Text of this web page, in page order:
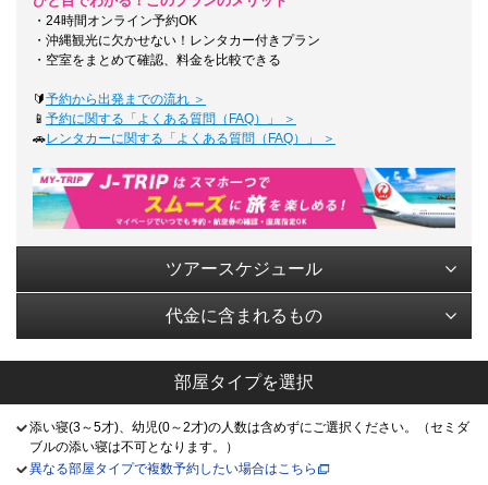
・24時間オンライン予約OK
・沖縄観光に欠かせない！レンタカー付きプラン
・空室をまとめて確認、料金を比較できる
🔰予約から出発までの流れ ＞
📱 予約に関する「よくある質問（FAQ）」 ＞
🚗レンタカーに関する「よくある質問（FAQ）」 ＞
ツアースケジュール
代金に含まれるもの
部屋タイプを選択
添い寝(3～5才)、幼児(0～2才)の人数は含めずにご選択ください。（セミダ
ブルの添い寝は不可となります。）
異なる部屋タイプで複数予約したい場合はこちら